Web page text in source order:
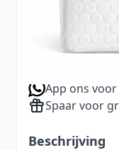
5,78
Voor 23.00
App ons voor
Spaar voor
Beschrijving